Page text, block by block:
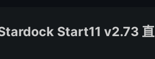
Start11 v2.73 直